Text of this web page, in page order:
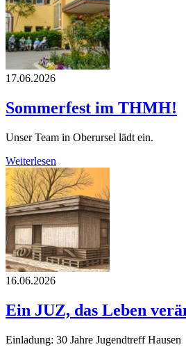
17.06.2026
Sommerfest im THMH!
Unser Team in Oberursel lädt ein.
Weiterlesen
16.06.2026
Ein JUZ, das Leben
Einladung: 30 Jahre Jugendtreff Hausen